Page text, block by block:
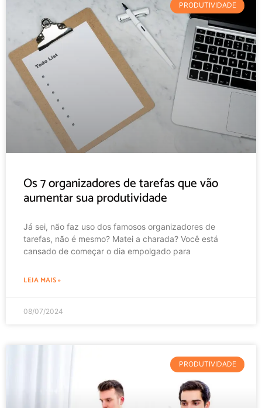
PRODUTIVIDADE
Os 7 organizadores de tarefas que vão
aumentar sua produtividade
Já sei, não faz uso dos famosos organizadores de
tarefas, não é mesmo? Matei a charada? Você está
cansado de começar o dia empolgado para
LEIA MAIS »
08/07/2024
PRODUTIVIDADE